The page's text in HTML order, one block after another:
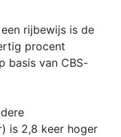
rijbewijs is de
procent
basis van CBS-
is 2,8 keer hoger